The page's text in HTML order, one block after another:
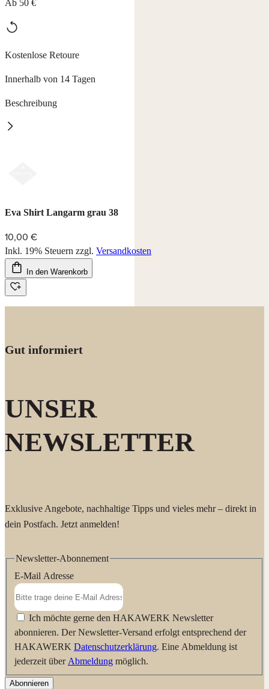
Ab 50 €
Kostenlose Retoure
Innerhalb von 14 Tagen
Beschreibung
92% Baumwolle, 8% Elasthan, waschbar bei 40°C.
Eva Shirt Langarm grau 38
10,00 €
Inkl. 19% Steuern zzgl. Versandkosten
In den Warenkorb
Gut informiert
UNSER
NEWSLETTER
Exklusive Angebote, nachhaltige Tipps und vieles mehr – direkt in
dein Postfach. Jetzt anmelden!
Newsletter-Abonnement
E-Mail Adresse
Ich möchte gerne den HAKAWERK Newsletter
abonnieren. Der Newsletter-Versand erfolgt entsprechend der
HAKAWERK Datenschutzerklärung. Eine Abmeldung ist
jederzeit über Abmeldung möglich.
Abonnieren